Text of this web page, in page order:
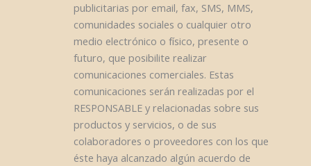
publicitarias por email, fax, SMS, MMS,
comunidades sociales o cualquier otro
medio electrónico o físico, presente o
futuro, que posibilite realizar
comunicaciones comerciales. Estas
comunicaciones serán realizadas por el
RESPONSABLE y relacionadas sobre sus
productos y servicios, o de sus
colaboradores o proveedores con los que
éste haya alcanzado algún acuerdo de